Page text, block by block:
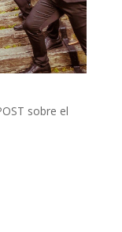
sobre el